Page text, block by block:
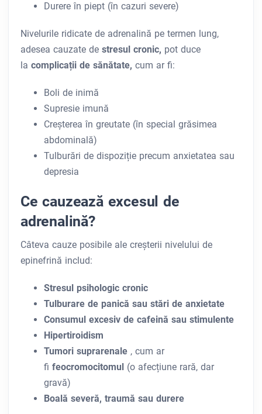
Durere în piept (în cazuri severe)
Nivelurile ridicate de adrenalină pe termen lung,
adesea cauzate de stresul cronic, pot duce
la complicații de sănătate, cum ar fi:
Boli de inimă
Supresie imună
Creșterea în greutate (în special grăsimea
abdominală)
Tulburări de dispoziție precum anxietatea sau
depresia
Ce cauzează excesul de
adrenalină?
Câteva cauze posibile ale creșterii nivelului de
epinefrină includ:
Stresul psihologic cronic
Tulburare de panică sau stări de anxietate
Consumul excesiv de cafeină sau stimulente
Hipertiroidism
Tumori suprarenale , cum ar
fi feocromocitomul (o afecțiune rară, dar
gravă)
Boală severă, traumă sau durere